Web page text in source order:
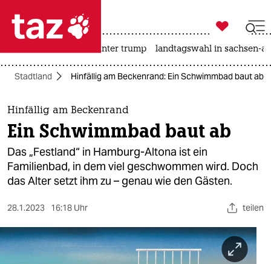
 taz zahl ich
taz zahl ich
themen
politik
öko
sport

taz zahl ich
usa unter trump landtagswahl in sachsen-
Stadtland Hinfällig am Beckenrand: Ein Schwimmbad baut ab
Hinfällig am Beckenrand
Ein Schwimmbad baut ab
Das „Festland“ in Hamburg-Altona ist ein
Familienbad, in dem viel geschwommen wird. Doch
das Alter setzt ihm zu – genau wie den Gästen.
28.1.2023 16:18 Uhr teilen